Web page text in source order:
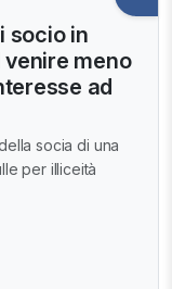
socio in
meno
ad
socia di una
per illiceità